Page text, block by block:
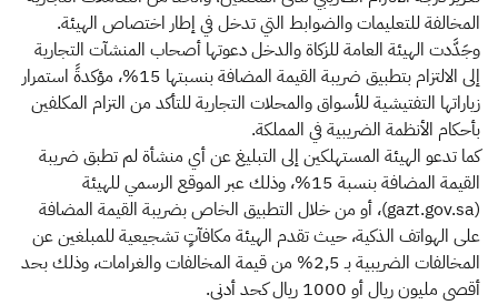
المخالفة للتعليمات والضوابط التي تدخل في إطار اختصاص الهيئة.
وجَدَّدت الهيئة العامة للزكاة والدخل دعوتها أصحاب المنشآت التجارية
إلى الالتزام بتطبيق ضريبة القيمة المضافة بنسبتها 15%، مؤكدةً استمرار
زياراتها التفتيشية للأسواق والمحلات التجارية للتأكد من التزام المكلفين
بأحكام الأنظمة الضريبية في المملكة.
كما تدعو الهيئة المستهلكين إلى التبليغ عن أي منشأة لم تطبق ضريبة
القيمة المضافة بنسبة 15%، وذلك عبر الموقع الرسمي للهيئة
(gazt.gov.sa)، أو من خلال التطبيق الخاص بضريبة القيمة المضافة
على الهواتف الذكية، حيث تقدم الهيئة مكافآتٍ تشجيعية للمبلغين عن
المخالفات الضريبية بـ 2,5% من قيمة المخالفات والغرامات، وذلك بحد
أقصى مليون ريال أو 1000 ريال كحد أدنى.